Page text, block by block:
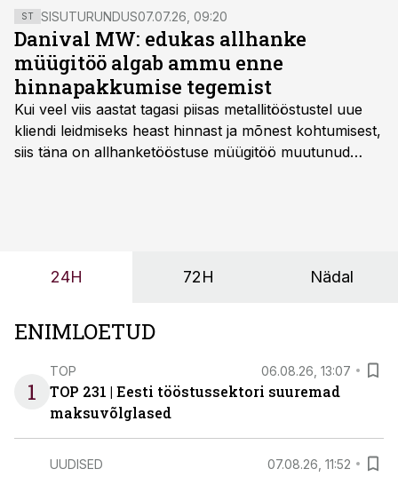
ST SISUTURUNDUS07.07.26, 09:20
Danival MW: edukas allhanke
müügitöö algab ammu enne
hinnapakkumise tegemist
Kui veel viis aastat tagasi piisas metallitööstustel uue
kliendi leidmiseks heast hinnast ja mõnest kohtumisest,
siis täna on allhanketööstuse müügitöö muutunud
24H 72H Nädal
ENIMLOETUD
1
TOP 06.08.26, 13:07
TOP 231 | Eesti tööstussektori suuremad
maksuvõlglased
UUDISED 07.08.26, 11:52